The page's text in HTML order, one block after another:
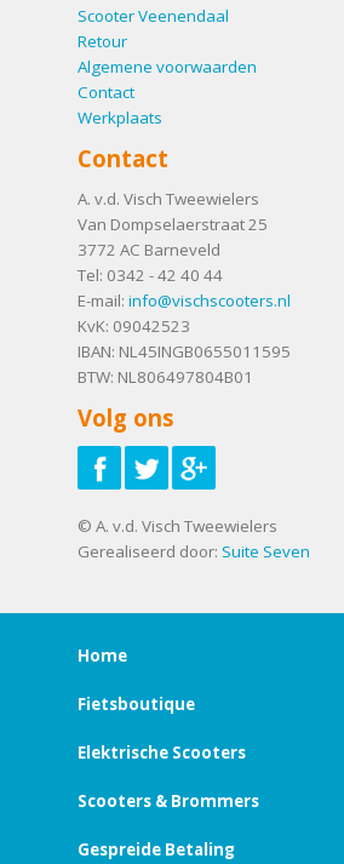
Scooter Veenendaal
Retour
Algemene voorwaarden
Contact
Werkplaats
Contact
A. v.d. Visch Tweewielers
Van Dompselaerstraat 25
3772 AC Barneveld
Tel: 0342 - 42 40 44
E-mail: info@vischscooters.nl
KvK: 09042523
IBAN: NL45INGB0655011595
BTW: NL806497804B01
Volg ons
© A. v.d. Visch Tweewielers
Gerealiseerd door: Suite Seven
Home
Fietsboutique
Elektrische Scooters
Scooters & Brommers
Gespreide Betaling